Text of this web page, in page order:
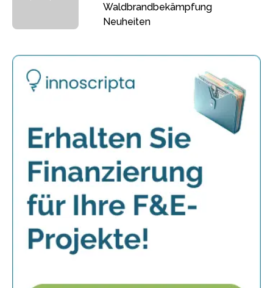
Waldbrandbekämpfung
Neuheiten